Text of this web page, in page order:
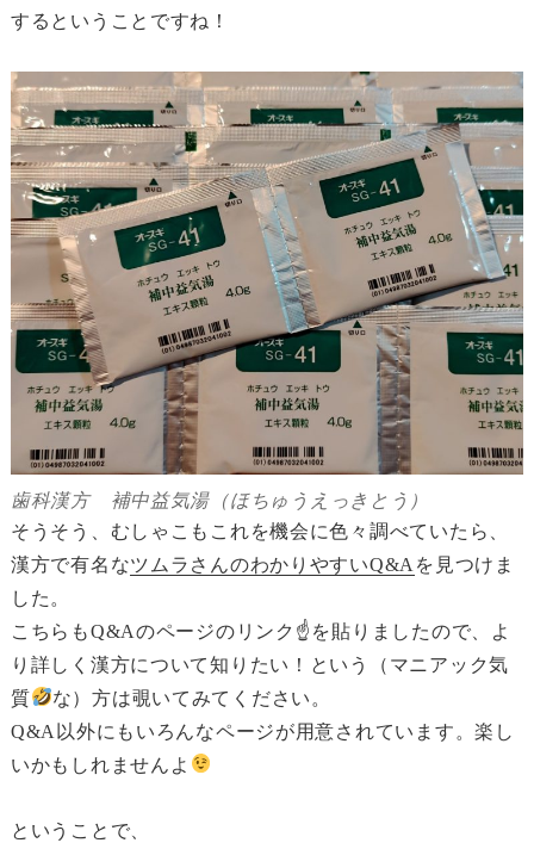
するということですね！
歯科漢方 補中益気湯（ほちゅうえっきとう）
そうそう、むしゃこもこれを機会に色々調べていたら、
漢方で有名なツムラさんのわかりやすいQ&A を見つけま
した。
こちらもQ&Aのページのリンク☝を貼りましたので、よ
り詳しく漢方について知りたい！という（マニアック気
質
な）方は覗いてみてください。
Q&A以外にもいろんなページが用意されています。楽し
いかもしれませんよ
ということで、